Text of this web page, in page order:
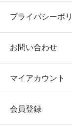
プライバシーポ
お問い合わせ
マイアカウント
会員登録